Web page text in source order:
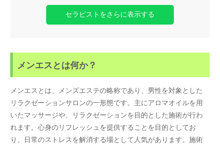
セラピストをさらに表示する
メンエスとは何か？
メンエスとは、メンズエステの略称であり、男性を対象とした
リラクゼーションサロンの一形態です。主にアロマオイルを用
いたマッサージや、リラクゼーションを目的とした施術が行わ
れます。心身のリフレッシュを提供することを目的としてお
り、日常のストレスを解消する場として人気があります。施術